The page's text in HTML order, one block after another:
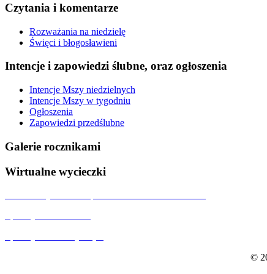
Czytania i komentarze
Rozważania na niedzielę
Święci i błogosławieni
Intencje i zapowiedzi ślubne, oraz ogłoszenia
Intencje Mszy niedzielnych
Intencje Mszy w tygodniu
Ogłoszenia
Zapowiedzi przedślubne
Galerie rocznikami
Wirtualne wycieczki
©